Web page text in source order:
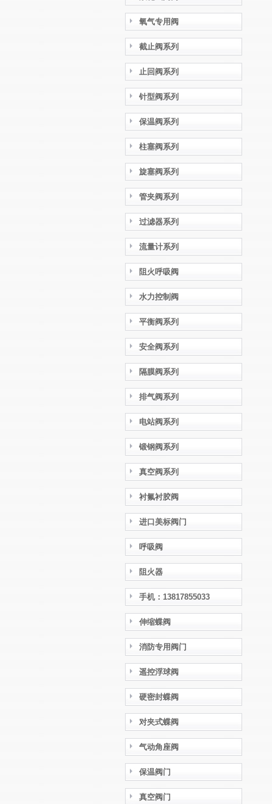
氧气专用阀
截止阀系列
止回阀系列
针型阀系列
保温阀系列
柱塞阀系列
旋塞阀系列
管夹阀系列
过滤器系列
流量计系列
阻火呼吸阀
水力控制阀
平衡阀系列
安全阀系列
隔膜阀系列
排气阀系列
电站阀系列
锻钢阀系列
真空阀系列
衬氟衬胶阀
进口美标阀门
呼吸阀
阻火器
手机：13817855033
伸缩蝶阀
消防专用阀门
遥控浮球阀
硬密封蝶阀
对夹式蝶阀
气动角座阀
保温阀门
真空阀门